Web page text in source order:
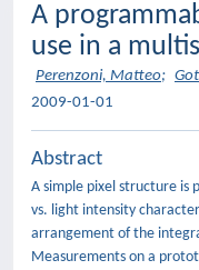
A
use in a
Perenzoni, Matteo;
2009-01-01
Abstract
A simple pixel structure is
vs. light intensity
arrangement of the
Measurements on a